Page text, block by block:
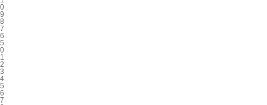
0
9
8
7
6
5
0
1
2
3
4
5
6
7